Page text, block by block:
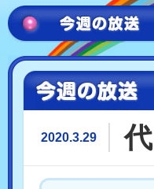
2020.3.29